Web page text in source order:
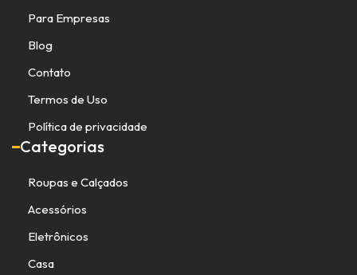
Para Empresas
Blog
Contato
Termos de Uso
Política de privacidade
Categorias
Roupas e Calçados
Acessórios
Eletrônicos
Casa